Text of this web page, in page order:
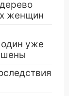
женщин
уже